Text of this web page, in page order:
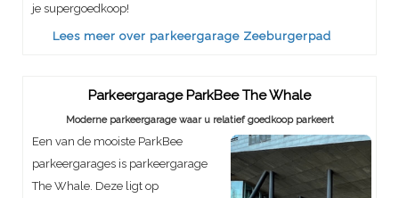
je supergoedkoop!
Lees meer over parkeergarage Zeeburgerpad
Parkeergarage ParkBee The Whale
Moderne parkeergarage waar u relatief goedkoop parkeert
Een van de mooiste ParkBee
parkeergarages is parkeergarage
The Whale. Deze ligt op